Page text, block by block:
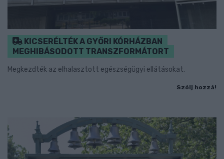
KICSERÉLTÉK A GYŐRI KÓRHÁZBAN
MEGHIBÁSODOTT TRANSZFORMÁTORT
Megkezdték az elhalasztott egészségügyi ellátásokat.
Szólj hozzá!